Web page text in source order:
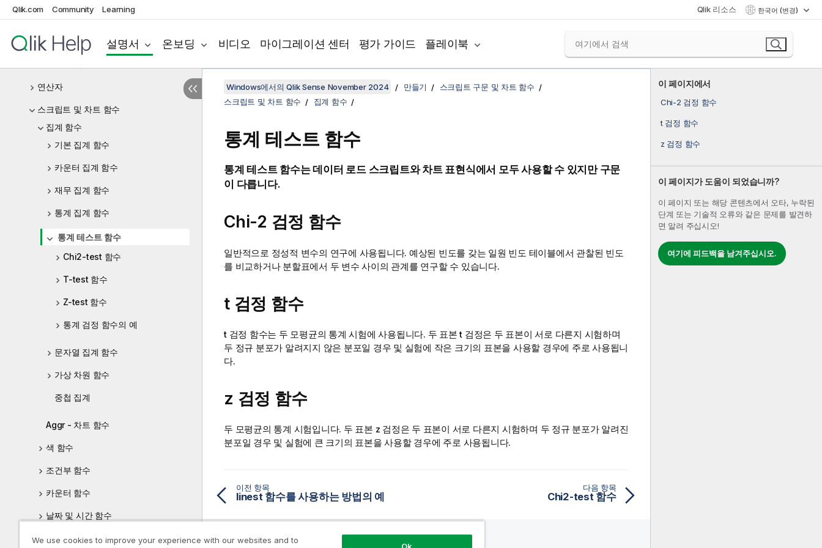
Qlik.com Community Learning Qlik 리소스 한국어 (변경)
설명서 온보딩 비디오 마이그레이션 센터 평가 가이드 플레이북
데이터 로드 편집기에서 변수를 사용하여
작업
스크립트 표현식
연산자
스크립트 및 차트 함수
집계 함수
기본 집계 함수
카운터 집계 함수
재무 집계 함수
통계 집계 함수
통계 테스트 함수
Chi2-test 함수
T-test 함수
Z-test 함수
통계 검정 함수의 예
문자열 집계 함수
가상 차원 함수
중첩 집계
Aggr - 차트 함수
색 함수
조건부 함수
카운터 함수
날짜 및 시간 함수
지수 및 로그 함수
이 페이지에서
Chi-2 검정 함수
t 검정 함수
z 검정 함수
이 페이지가 도움이 되었습니까?
이 페이지 또는 해당 콘텐츠에서 오타, 누락된
단계 또는 기술적 오류와 같은 문제를 발견하
면 알려 주십시오!
여기에 피드백을 남겨주십시오.
Windows에서의 Qlik Sense November 2024 만들기
스크립트 구문 및 차트 함수
스크립트 및 차트 함수
집계 함수
통계 테스트 함수
통계 테스트 함수는 데이터 로드 스크립트와 차트 표현식에서 모두 사용할 수 있지만 구문
이 다릅니다.
Chi-2 검정 함수
일반적으로 정성적 변수의 연구에 사용됩니다. 예상된 빈도를 갖는 일원 빈도 테이블에서 관찰된 빈도
를 비교하거나 분할표에서 두 변수 사이의 관계를 연구할 수 있습니다.
t 검정 함수
t 검정 함수는 두 모평균의 통계 시험에 사용됩니다. 두 표본 t 검정은 두 표본이 서로 다른지 시험하며
두 정규 분포가 알려지지 않은 분포일 경우 및 실험에 작은 크기의 표본을 사용할 경우에 주로 사용됩니
다.
z 검정 함수
두 모평균의 통계 시험입니다. 두 표본 z 검정은 두 표본이 서로 다른지 시험하며 두 정규 분포가 알려진
분포일 경우 및 실험에 큰 크기의 표본을 사용할 경우에 주로 사용됩니다.
이전 항목
linest 함수를 사용하는 방법의 예
다음 항목
Chi2-test 함수
We use cookies to improve your experience with our websites and to